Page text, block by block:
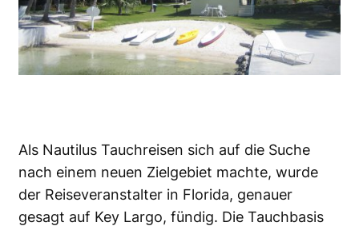
Als Nautilus Tauchreisen sich auf die Suche
nach einem neuen Zielgebiet machte, wurde
der Reiseveranstalter in Florida, genauer
gesagt auf Key Largo, fündig. Die Tauchbasis